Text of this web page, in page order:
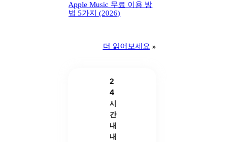
Apple Music 무료 이용 방
법 5가지 (2026)
더 읽어보세요 »
2
4
시
간
내
내